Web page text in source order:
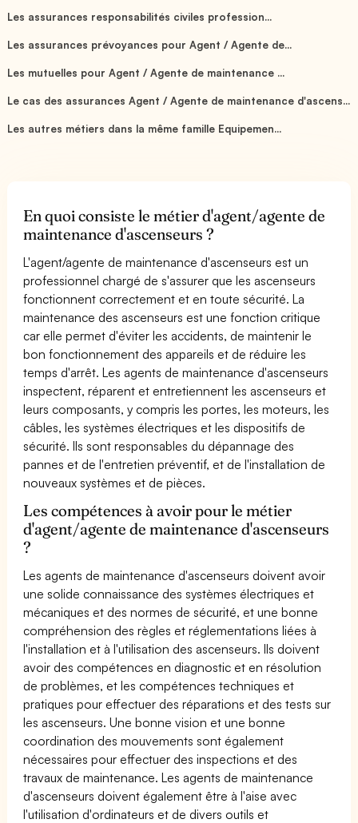
Les assurances responsabilités civiles profession...
Les assurances prévoyances pour Agent / Agente de...
Les mutuelles pour Agent / Agente de maintenance ...
Le cas des assurances Agent / Agente de maintenance d'ascens...
Les autres métiers dans la même famille Equipemen...
En quoi consiste le métier d'agent/agente de
maintenance d'ascenseurs ?
L'agent/agente de maintenance d'ascenseurs est un
professionnel chargé de s'assurer que les ascenseurs
fonctionnent correctement et en toute sécurité. La
maintenance des ascenseurs est une fonction critique
car elle permet d'éviter les accidents, de maintenir le
bon fonctionnement des appareils et de réduire les
temps d'arrêt. Les agents de maintenance d'ascenseurs
inspectent, réparent et entretiennent les ascenseurs et
leurs composants, y compris les portes, les moteurs, les
câbles, les systèmes électriques et les dispositifs de
sécurité. Ils sont responsables du dépannage des
pannes et de l'entretien préventif, et de l'installation de
nouveaux systèmes et de pièces.
Les compétences à avoir pour le métier
d'agent/agente de maintenance d'ascenseurs
?
Les agents de maintenance d'ascenseurs doivent avoir
une solide connaissance des systèmes électriques et
mécaniques et des normes de sécurité, et une bonne
compréhension des règles et réglementations liées à
l'installation et à l'utilisation des ascenseurs. Ils doivent
avoir des compétences en diagnostic et en résolution
de problèmes, et les compétences techniques et
pratiques pour effectuer des réparations et des tests sur
les ascenseurs. Une bonne vision et une bonne
coordination des mouvements sont également
nécessaires pour effectuer des inspections et des
travaux de maintenance. Les agents de maintenance
d'ascenseurs doivent également être à l'aise avec
l'utilisation d'ordinateurs et de divers outils et